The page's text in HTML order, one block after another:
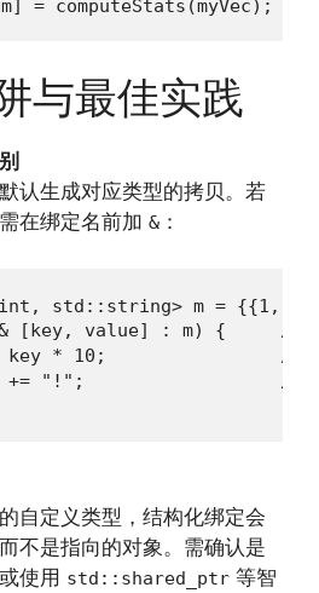
= computeStats(myVec);
与最佳实践
认生成对应类型的拷贝。若
在绑定名前加 & ：
std::string> m = {{1,
[key, value] : m) {     //
* 10;                //
+= "!";                  //
自定义类型，结构化绑定会
不是指向的对象。需确认是
使用 std::shared_ptr 等智